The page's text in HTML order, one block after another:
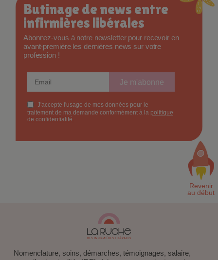
Butinage de news entre
infirmières libérales
Abonnez-vous à notre newsletter pour recevoir en
avant-première les dernières news sur votre
profession !
Nomenclature, soins, démarches, témoignages, salaire,